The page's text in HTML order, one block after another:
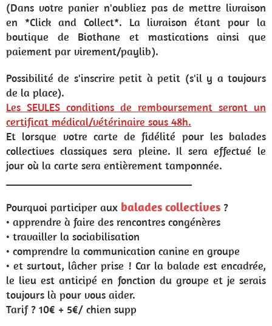
(Dans votre panier n'oubliez pas de mettre livraison
en *Click and Collect*. La livraison étant pour la
boutique de Biothane et mastications ainsi que
paiement par virement/paylib).
Possibilité de s'inscrire petit à petit (s'il y a toujours
de la place).
Les SEULES conditions de remboursement seront un
certificat médical/vétérinaire sous 48h.
Et lorsque votre carte de fidélité pour les balades
collectives classiques sera pleine. Il sera effectué le
jour où la carte sera entièrement tamponnée.
Pourquoi participer aux balades collectives ?
• apprendre à faire des rencontres congénères
• travailler la sociabilisation
• comprendre la communication canine en groupe
• et surtout, lâcher prise ! Car la balade est encadrée,
le lieu est anticipé en fonction du groupe et je serais
toujours là pour vous aider.
Tarif ? 10€ + 5€/ chien supp